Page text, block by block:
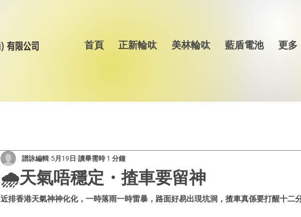
首頁 正新輪呔 美林輪呔 藍盾電池 更多
🌧️天氣唔穩定・揸車要留神
譜詠編輯 5月19日 讀畢需時 1 分鐘
近排香港天氣神神化化，一時落雨一時雷暴，路面好易出現坑洞，揸車真係要打醒十